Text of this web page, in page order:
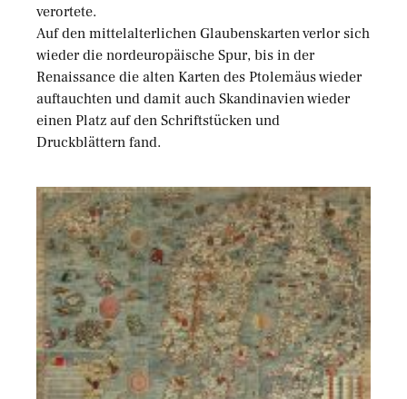
verortete.
Auf den mittelalterlichen Glaubenskarten verlor sich
wieder die nordeuropäische Spur, bis in der
Renaissance die alten Karten des Ptolemäus wieder
auftauchten und damit auch Skandinavien wieder
einen Platz auf den Schriftstücken und
Druckblättern fand.